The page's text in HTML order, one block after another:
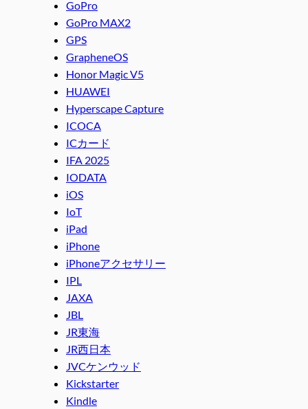
GoPro
GoPro MAX2
GPS
GrapheneOS
Honor Magic V5
HUAWEI
Hyperscape Capture
ICOCA
ICカード
IFA 2025
IODATA
iOS
IoT
iPad
iPhone
iPhoneアクセサリー
IPL
JAXA
JBL
JR東海
JR西日本
JVCケンウッド
Kickstarter
Kindle